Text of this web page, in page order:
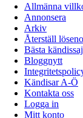
Allmänna
Annonsera
Arkiv
Återställ
Bästa
Bloggnytt
Kändisar A-Ö
Kontakta oss
Logga in
Mitt konto